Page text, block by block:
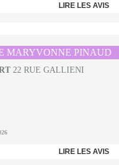
LIRE LES AVIS
MARYVONNE PINAUD
22 RUE GALLIENI
LIRE LES AVIS